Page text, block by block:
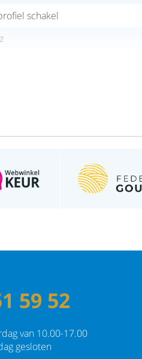
schakel
59 52
van 10.00-17.00
gesloten